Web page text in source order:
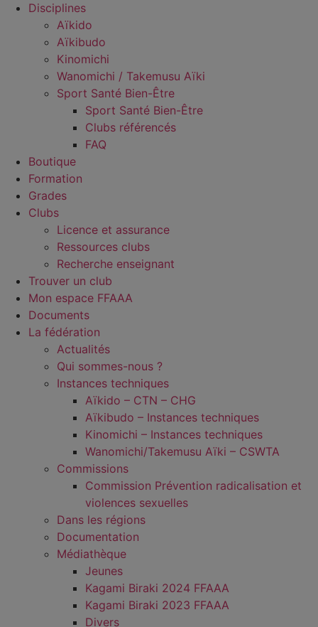
Disciplines
Aïkido
Aïkibudo
Kinomichi
Wanomichi / Takemusu Aïki
Sport Santé Bien-Être
Sport Santé Bien-Être
Clubs référencés
FAQ
Boutique
Formation
Grades
Clubs
Licence et assurance
Ressources clubs
Recherche enseignant
Trouver un club
Mon espace FFAAA
Documents
La fédération
Actualités
Qui sommes-nous ?
Instances techniques
Aïkido – CTN – CHG
Aïkibudo – Instances techniques
Kinomichi – Instances techniques
Wanomichi/Takemusu Aïki – CSWTA
Commissions
Commission Prévention radicalisation et
violences sexuelles
Dans les régions
Documentation
Médiathèque
Jeunes
Kagami Biraki 2024 FFAAA
Kagami Biraki 2023 FFAAA
Divers